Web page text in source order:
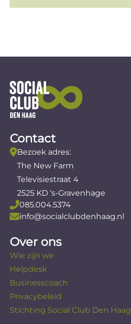
Contact
Bezoek adres:
The New Farm
Televisiestraat 4
2525 KD ‘s-Gravenhage
085.004.5374
info@socialclubdenhaag.nl
Over ons
Wie zijn we
Helpdesk
Businesscoach
Privacybeleid
Stichting Social Club Den Haag